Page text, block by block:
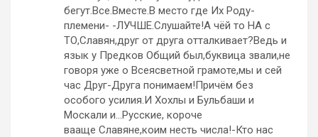
бегут.Все.Вместе.В место где Их Роду-
племени- -ЛУЧШЕ.Слушайте!А чёй то НА с
ТО,Славян,друг от друга отталкивает?Ведь и
язык у Предков Общий был,буквица звали,не
говоря уже о Всеясветной грамоте,мы и сей
час Друг-Друга понимаем!Причём без
особого усилия.И Хохлы и Бульбаши и
Москали и…Русские, короче
вааще Славяне,коим несть числа!-Кто нас